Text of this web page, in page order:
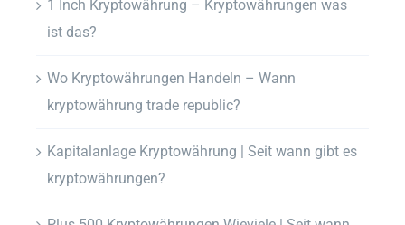
1 Inch Kryptowährung – Kryptowährungen was
ist das?
Wo Kryptowährungen Handeln – Wann
kryptowährung trade republic?
Kapitalanlage Kryptowährung | Seit wann gibt es
kryptowährungen?